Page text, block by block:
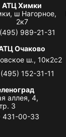
АТЦ Химки
ш Нагорное,
2к7
989-21-31
Очаково
ш., 10к2с2
152-31-11
аллея, 4,
3
431-00-33